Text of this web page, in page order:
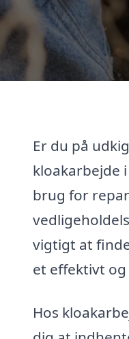
Er du på
kloakarbejde
brug for
vigtigt at
et effektivt
Hos